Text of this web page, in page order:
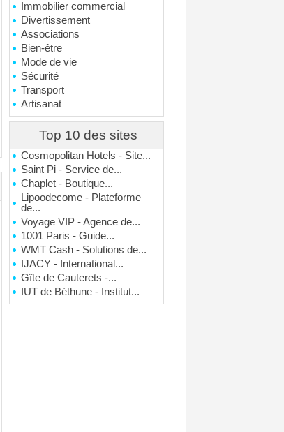
Immobilier commercial
Divertissement
Associations
Bien-être
Mode de vie
Sécurité
Transport
Artisanat
Top 10 des sites
Cosmopolitan Hotels - Site...
Saint Pi - Service de...
Chaplet - Boutique...
Lipoodecome - Plateforme
de...
Voyage VIP - Agence de...
1001 Paris - Guide...
WMT Cash - Solutions de...
IJACY - International...
Gîte de Cauterets -...
IUT de Béthune - Institut...